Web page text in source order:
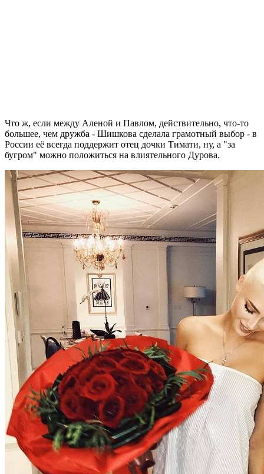
Что ж, если между Аленой и Павлом, действительно, что-то
большее, чем дружба - Шишкова сделала грамотный выбор - в
России её всегда поддержит отец дочки Тимати, ну, а "за
бугром" можно положиться на влиятельного Дурова.